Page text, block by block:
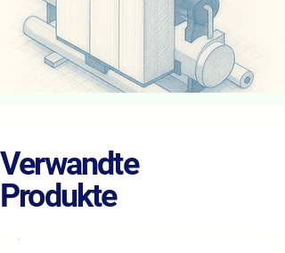
Verwandte
Produkte